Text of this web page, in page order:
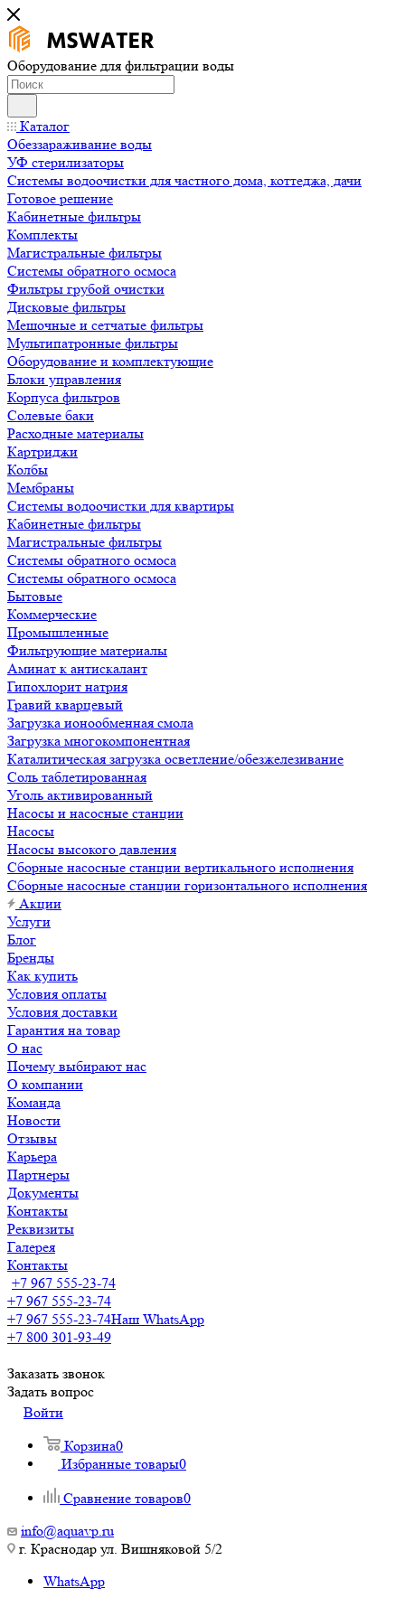
Оборудование для фильтрации воды
Каталог
Обеззараживание воды
УФ стерилизаторы
Системы водоочистки для частного дома, коттеджа, дачи
Готовое решение
Кабинетные фильтры
Комплекты
Магистральные фильтры
Системы обратного осмоса
Фильтры грубой очистки
Дисковые фильтры
Мешочные и сетчатые фильтры
Мультипатронные фильтры
Оборудование и комплектующие
Блоки управления
Корпуса фильтров
Солевые баки
Расходные материалы
Картриджи
Колбы
Мембраны
Системы водоочистки для квартиры
Кабинетные фильтры
Магистральные фильтры
Системы обратного осмоса
Системы обратного осмоса
Бытовые
Коммерческие
Промышленные
Фильтрующие материалы
Аминат к антискалант
Гипохлорит натрия
Гравий кварцевый
Загрузка ионообменная смола
Загрузка многокомпонентная
Каталитическая загрузка осветление/обезжелезивание
Соль таблетированная
Уголь активированный
Насосы и насосные станции
Насосы
Насосы высокого давления
Сборные насосные станции вертикального исполнения
Сборные насосные станции горизонтального исполнения
Акции
Услуги
Блог
Бренды
Как купить
Условия оплаты
Условия доставки
Гарантия на товар
О нас
Почему выбирают нас
О компании
Команда
Новости
Отзывы
Карьера
Партнеры
Документы
Контакты
Реквизиты
Галерея
Контакты
+7 967 555-23-74
+7 967 555-23-74
+7 967 555-23-74Наш WhatsApp
+7 800 301-93-49
Заказать звонок
Задать вопрос
Войти
Корзина0
Избранные товары0
Сравнение товаров0
info@aquavp.ru
г. Краснодар ул. Вишняковой 5/2
WhatsApp